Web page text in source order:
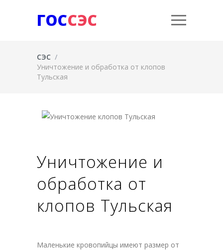
ГОССЭС
СЭС /
Уничтожение и обработка от клопов
Тульская
Уничтожение и
обработка от
клопов Тульская
Маленькие кровопийцы имеют размер от